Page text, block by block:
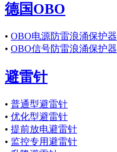
德国OBO
• OBO电源防雷浪涌保护器
• OBO信号防雷浪涌保护器
避雷针
• 普通型避雷针
• 优化型避雷针
• 提前放电避雷针
• 监控专用避雷针